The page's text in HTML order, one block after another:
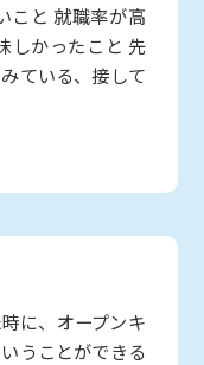
こと 就職率が高
しかったこと 先
ている、接して
に、オープンキ
うことができる